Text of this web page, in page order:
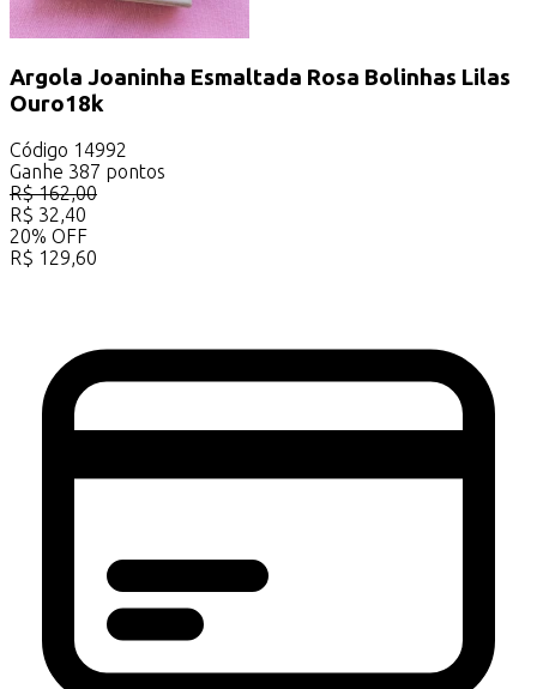
Argola Joaninha Esmaltada Rosa Bolinhas Lilas
Ouro18k
Código 14992
Ganhe 387 pontos
R$162,00
R$ 32,40
20% OFF
R$ 129,60